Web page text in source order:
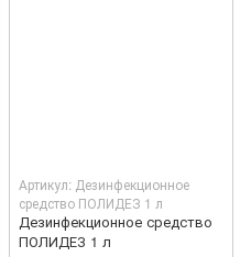
Артикул: Дезинфекционное
средство ПОЛИДЕЗ 1 л
Дезинфекционное средство
ПОЛИДЕЗ 1 л